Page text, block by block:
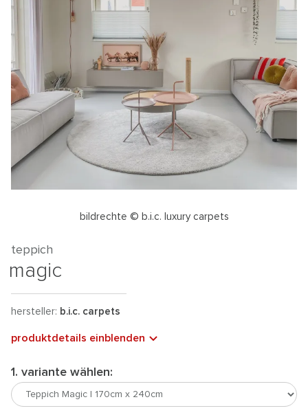
bildrechte © b.i.c. luxury carpets
teppich
magic
hersteller: b.i.c. carpets
produktdetails einblenden
1. variante wählen: